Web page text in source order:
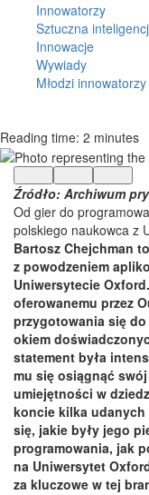
Innowatorzy
Sztuczna
Innowacje
Wywiady
Młodzi innowatorzy
Reading time: 2 minutes
Źródło: Archiwum
Od gier do
polskiego naukowca z
Bartosz Chejchman
z powodzeniem
Uniwersytecie
oferowanemu przez
przygotowania się
okiem
statement była
mu się osiągnąć
umiejętności w
koncie kilka udanych
się, jakie były jego
programowania, jak
na Uniwersytet
za kluczowe w tej